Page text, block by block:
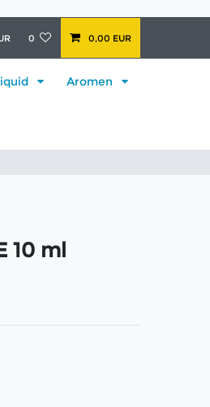
0 0,00 EUR
Aromen
10 ml